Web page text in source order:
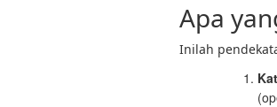
Apa
Inilah